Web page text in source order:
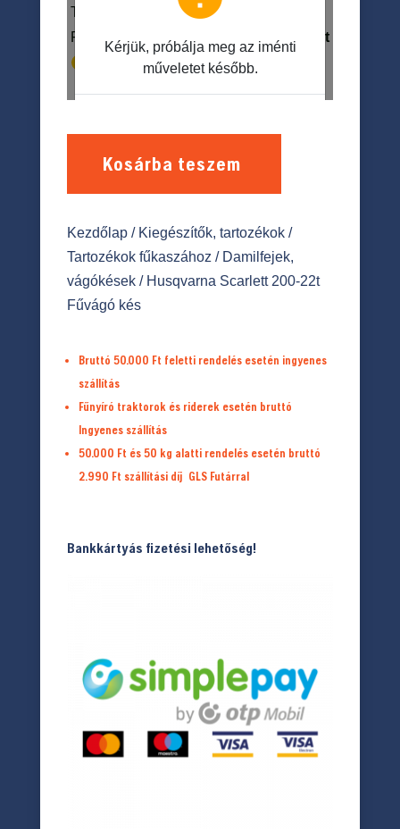
Kosárba teszem
Kezdőlap/ Kiegészítők, tartozékok/
Tartozékok fűkaszához / Damilfejek,
vágókések/ Husqvarna Scarlett 200-22t
Fűvágó kés
Bruttó 50.000 Ft feletti rendelés esetén ingyenes
szállítás
Fűnyíró traktorok és riderek esetén bruttó
Ingyenes szállítás
50.000 Ft és 50 kg alatti rendelés esetén bruttó
2.990 Ft szállítási díj GLS Futárral
Bankkártyás fizetési lehetőség!